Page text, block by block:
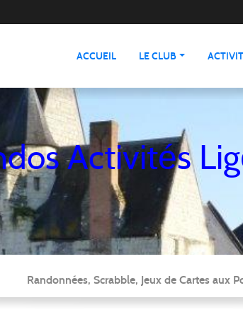
ACCUEIL LE CLUB
Activités
Randonnées, Scrabble, Jeux de Cartes aux